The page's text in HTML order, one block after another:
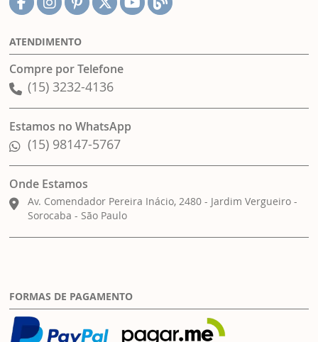
ATENDIMENTO
Compre por Telefone
(15) 3232-4136
Estamos no WhatsApp
(15) 98147-5767
Onde Estamos
Av. Comendador Pereira Inácio, 2480 - Jardim Vergueiro -
Sorocaba - São Paulo
FORMAS DE PAGAMENTO